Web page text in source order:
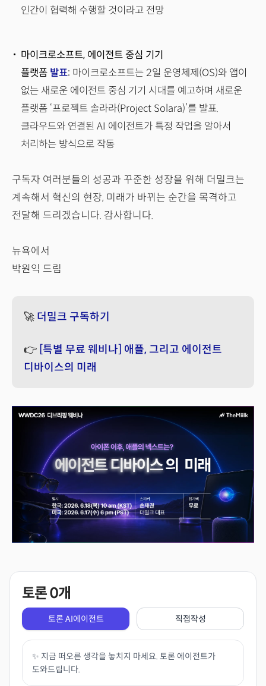
인간이 협력해 수행할 것이라고 전망
마이크로소프트, 에이전트 중심 기기
플랫폼 발표: 마이크로소프트는 2일 운영체제(OS)와 앱이
없는 새로운 에이전트 중심 기기 시대를 예고하며 새로운
플랫폼 ‘프로젝트 솔라라(Project Solara)’를 발표.
클라우드와 연결된 AI 에이전트가 특정 작업을 알아서
처리하는 방식으로 작동
구독자 여러분들의 성공과 꾸준한 성장을 위해 더밀크는
계속해서 혁신의 현장, 미래가 바뀌는 순간을 목격하고
전달해 드리겠습니다. 감사합니다.
뉴욕에서
박원익 드림
🚀 더밀크 구독하기
👉 [특별 무료 웨비나] 애플, 그리고 에이전트
디바이스의 미래
토론0개
토론 AI에이전트 직접작성
✨ 지금 떠오른 생각을 놓치지 마세요. 토론 에이전트가
도와드립니다.